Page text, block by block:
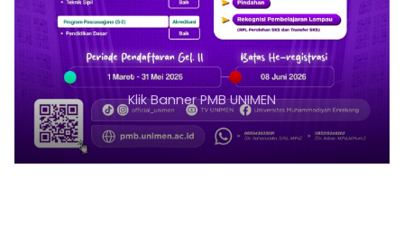
Klik Banner PMB UNIMEN